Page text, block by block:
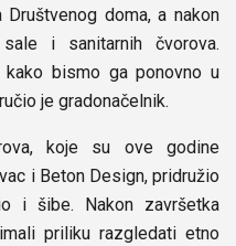
doma, a nakon
i sanitarnih čvorova.
bismo ga ponovno u
je gradonačelnik.
koje su ove godine
i Beton Design, pridružio
i šibe. Nakon završetka
priliku razgledati etno